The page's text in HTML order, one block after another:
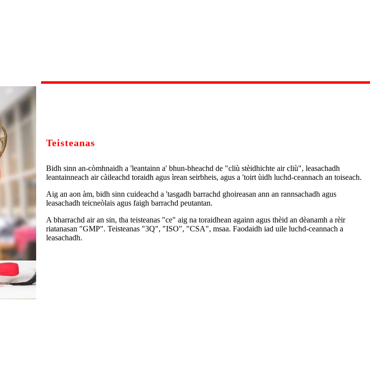
Teisteanas
Bidh sinn an-còmhnaidh a 'leantainn a' bhun-bheachd de "cliù stèidhichte air cliù", leasachadh
leantainneach air càileachd toraidh agus ìrean seirbheis, agus a 'toirt ùidh luchd-ceannach an toiseach.
Aig an aon àm, bidh sinn cuideachd a 'tasgadh barrachd ghoireasan ann an rannsachadh agus
leasachadh teicneòlais agus faigh barrachd peutantan.
A bharrachd air an sin, tha teisteanas "ce" aig na toraidhean againn agus thèid an dèanamh a rèir
riatanasan "GMP". Teisteanas "3Q", "ISO", "CSA", msaa. Faodaidh iad uile luchd-ceannach a
leasachadh.